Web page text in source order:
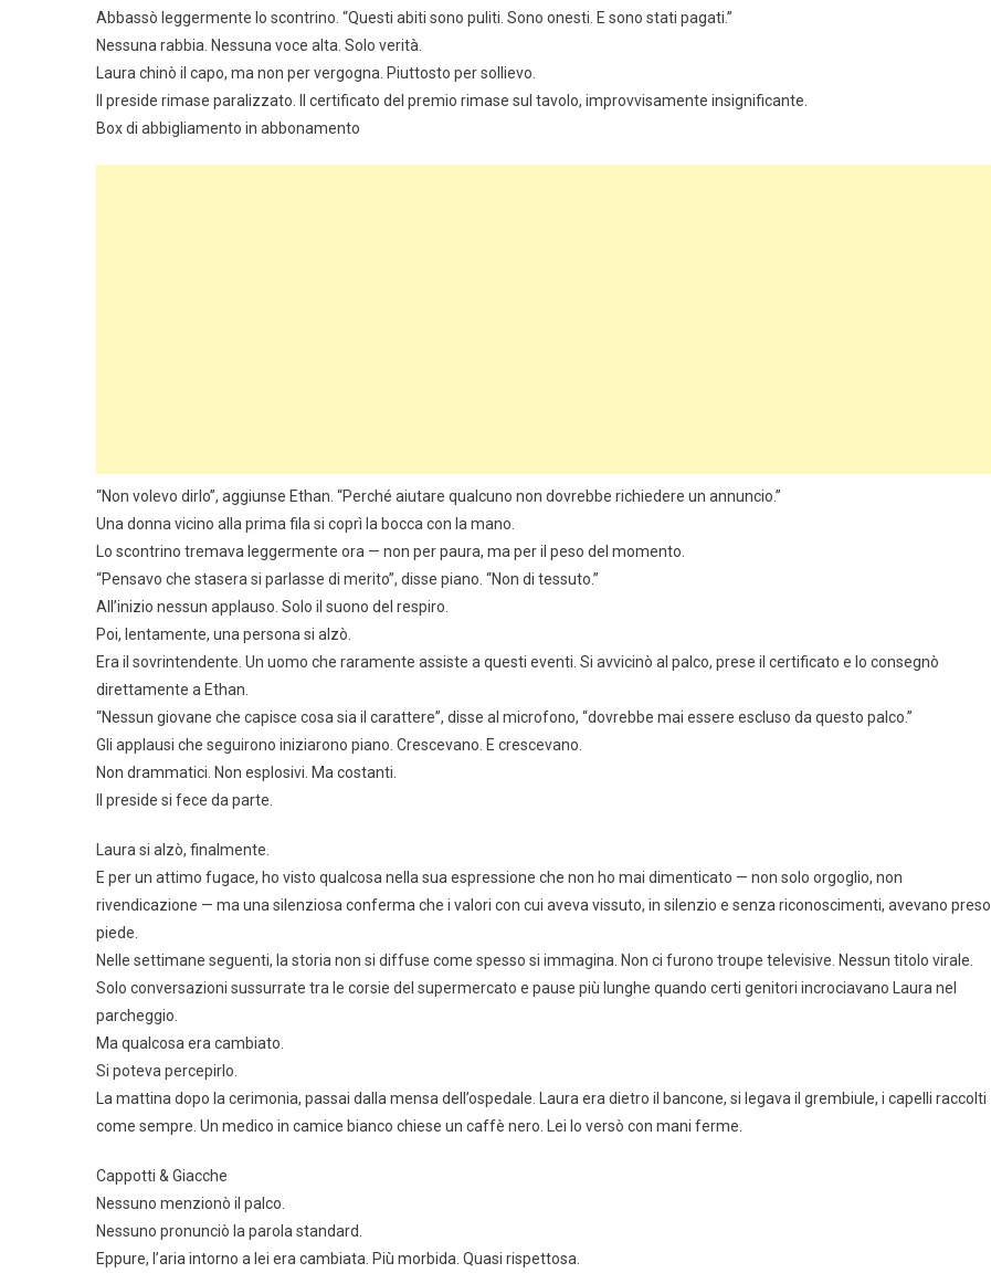
Abbassò leggermente lo scontrino. “Questi abiti sono puliti. Sono onesti. E sono stati pagati.”
Nessuna rabbia. Nessuna voce alta. Solo verità.
Laura chinò il capo, ma non per vergogna. Piuttosto per sollievo.
Il preside rimase paralizzato. Il certificato del premio rimase sul tavolo, improvvisamente insignificante.
Box di abbigliamento in abbonamento
“Non volevo dirlo”, aggiunse Ethan. “Perché aiutare qualcuno non dovrebbe richiedere un annuncio.”
Una donna vicino alla prima fila si coprì la bocca con la mano.
Lo scontrino tremava leggermente ora — non per paura, ma per il peso del momento.
“Pensavo che stasera si parlasse di merito”, disse piano. “Non di tessuto.”
All’inizio nessun applauso. Solo il suono del respiro.
Poi, lentamente, una persona si alzò.
Era il sovrintendente. Un uomo che raramente assiste a questi eventi. Si avvicinò al palco, prese il certificato e lo consegnò
direttamente a Ethan.
“Nessun giovane che capisce cosa sia il carattere”, disse al microfono, “dovrebbe mai essere escluso da questo palco.”
Gli applausi che seguirono iniziarono piano. Crescevano. E crescevano.
Non drammatici. Non esplosivi. Ma costanti.
Il preside si fece da parte.
Laura si alzò, finalmente.
E per un attimo fugace, ho visto qualcosa nella sua espressione che non ho mai dimenticato — non solo orgoglio, non
rivendicazione — ma una silenziosa conferma che i valori con cui aveva vissuto, in silenzio e senza riconoscimenti, avevano preso
piede.
Nelle settimane seguenti, la storia non si diffuse come spesso si immagina. Non ci furono troupe televisive. Nessun titolo virale.
Solo conversazioni sussurrate tra le corsie del supermercato e pause più lunghe quando certi genitori incrociavano Laura nel
parcheggio.
Ma qualcosa era cambiato.
Si poteva percepirlo.
La mattina dopo la cerimonia, passai dalla mensa dell’ospedale. Laura era dietro il bancone, si legava il grembiule, i capelli raccolti
come sempre. Un medico in camice bianco chiese un caffè nero. Lei lo versò con mani ferme.
Cappotti & Giacche
Nessuno menzionò il palco.
Nessuno pronunciò la parola standard.
Eppure, l’aria intorno a lei era cambiata. Più morbida. Quasi rispettosa.